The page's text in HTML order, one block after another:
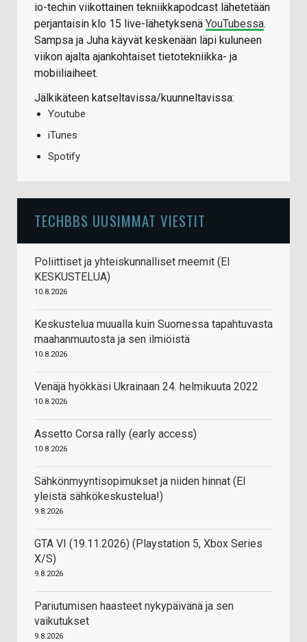
io-techin viikottainen tekniikkapodcast lähetetään
perjantaisin klo 15 live-lähetyksenä YouTubessa.
Sampsa ja Juha käyvät keskenään läpi kuluneen
viikon ajalta ajankohtaiset tietotekniikka- ja
mobiiliaiheet.
Jälkikäteen katseltavissa/kuunneltavissa:
Youtube
iTunes
Spotify
TECHBBS UUSIMMAT VIESTIT
Poliittiset ja yhteiskunnalliset meemit (EI
KESKUSTELUA)
10.8.2026
Keskustelua muualla kuin Suomessa tapahtuvasta
maahanmuutosta ja sen ilmiöistä
10.8.2026
Venäjä hyökkäsi Ukrainaan 24. helmikuuta 2022
10.8.2026
Assetto Corsa rally (early access)
10.8.2026
Sähkönmyyntisopimukset ja niiden hinnat (EI
yleistä sähkökeskustelua!)
9.8.2026
GTA VI (19.11.2026) (Playstation 5, Xbox Series
X/S)
9.8.2026
Pariutumisen haasteet nykypäivänä ja sen
vaikutukset
9.8.2026